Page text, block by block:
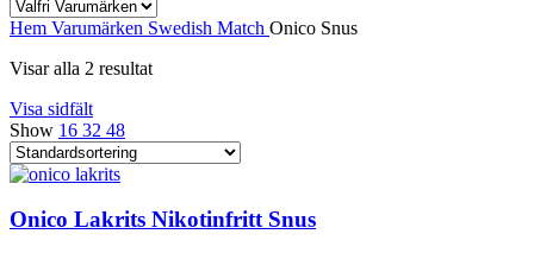
Hem Varumärken Swedish Match Onico Snus
Visar alla 2 resultat
Visa sidfält
Show 16 32 48
Onico Lakrits Nikotinfritt Snus